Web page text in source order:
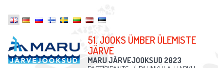
51. JOOKS ÜMBER ÜLEMISTE
JÄRVE
MARU JÄRVEJOOKSUD 2023